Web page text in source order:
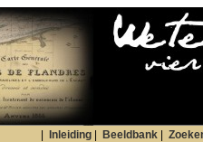
Inleiding Beeldbank